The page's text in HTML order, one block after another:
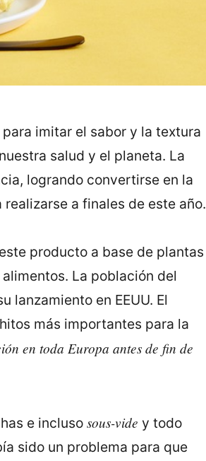
imitar el sabor y la textura
salud y el planeta. La
logrando convertirse en la
a finales de este año.
producto a base de plantas
La población del
lanzamiento en EEUU. El
más importantes para la
en toda Europa antes de fin de
e inclusosous-vide y todo
sido un problema para que